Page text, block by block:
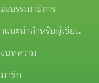
งบรรณาธิการ
แนะนำสำหรับผู้เขียน
บทความ
าชิก